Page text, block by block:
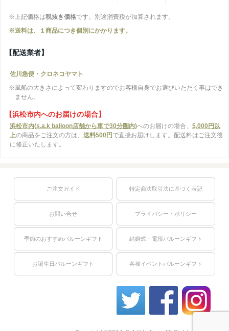
※上記価格は税抜き価格です。別途消費税が加算されます。
※送料は、１商品につき個別にかかります。
【配送業者】
佐川急便・クロネコヤマト
※風船の大きさによって変わりますのでお客様自身でお選びいただく事はでき
ません。
【浜松市内へのお届けの場合】
浜松市内(s.a.k balloon店舗から車で30分圏内)へのお届けの場合、 5,000円以
上の商品をご注文の方は、 送料500円で直接お届けします。配送料はご注文後
に修正いたします。
ご注文ガイド 特定商法取引法に基づく表記
お問い合せ プライバシー・ポリシー
季節のおすすめバルーンギフト 結婚式・電報バルーンギフト
お誕生日バルーンギフト 各種イベントバルーンギフト